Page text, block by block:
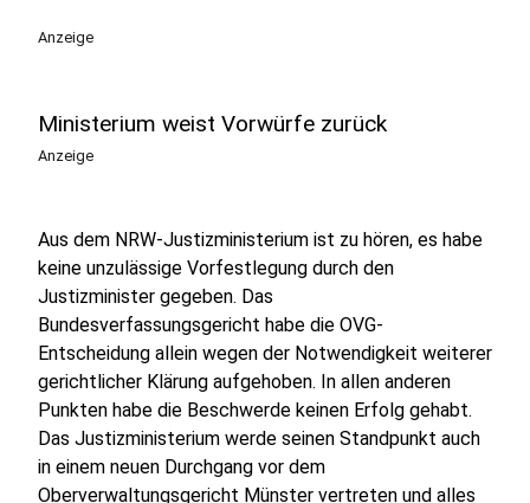
Anzeige
Ministerium weist Vorwürfe zurück
Anzeige
Aus dem NRW-Justizministerium ist zu hören, es habe
keine unzulässige Vorfestlegung durch den
Justizminister gegeben. Das
Bundesverfassungsgericht habe die OVG-
Entscheidung allein wegen der Notwendigkeit weiterer
gerichtlicher Klärung aufgehoben. In allen anderen
Punkten habe die Beschwerde keinen Erfolg gehabt.
Das Justizministerium werde seinen Standpunkt auch
in einem neuen Durchgang vor dem
Oberverwaltungsgericht Münster vertreten und alles